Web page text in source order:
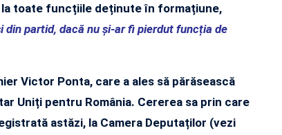
la toate funcțiile deținute în formațiune,
din partid, dacă nu și-ar fi pierdut funcția de
Victor Ponta, care a ales să părăsească
Uniți pentru România. Cererea sa prin care
astăzi, la Camera Deputaților (vezi